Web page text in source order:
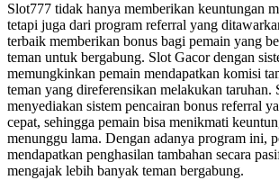
Slot777 tidak hanya memberikan keuntungan
tetapi juga dari program referral yang
terbaik memberikan bonus bagi pemain yang
teman untuk bergabung. Slot Gacor dengan
memungkinkan pemain mendapatkan komisi
teman yang direferensikan melakukan taruhan.
menyediakan sistem pencairan bonus referral
cepat, sehingga pemain bisa menikmati
menunggu lama. Dengan adanya program ini,
mendapatkan penghasilan tambahan secara
mengajak lebih banyak teman bergabung.